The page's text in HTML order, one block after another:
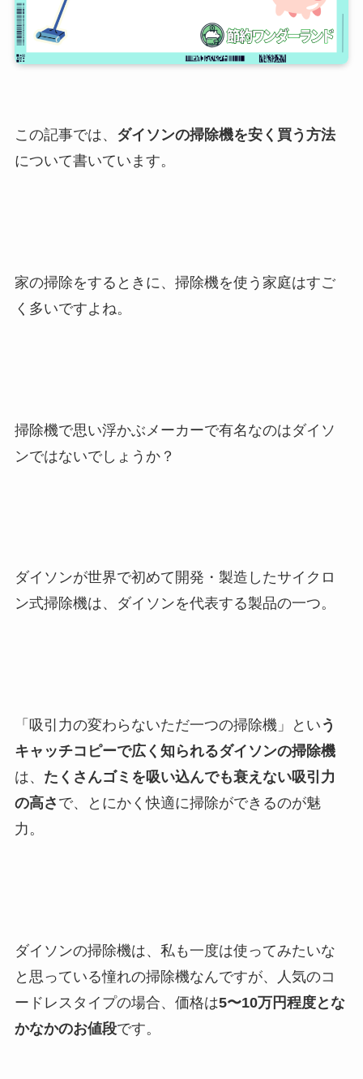
この記事では、 ダイソンの掃除機を安く買う方法
について書いています。
家の掃除をするときに、掃除機を使う家庭はすご
く多いですよね。
掃除機で思い浮かぶメーカーで有名なのはダイソ
ンではないでしょうか？
ダイソンが世界で初めて開発・製造したサイクロ
ン式掃除機は、ダイソンを代表する製品の一つ。
「吸引力の変わらないただ一つの掃除機」とい う
キャッチコピーで広く知られるダイソンの掃除機
は、 たくさんゴミを吸い込んでも衰えない吸引力
の高さ で、とにかく快適に掃除ができるのが魅
力。
ダイソンの掃除機は、私も一度は使ってみたいな
と思っている憧れの掃除機なんですが、人気のコ
ードレスタイプの場合、価格は5〜10万円程度とな
かなかのお値段です。